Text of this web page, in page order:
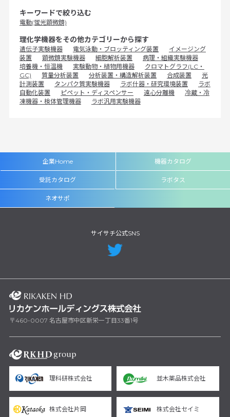
キーワードで絞り込む
電動(蛍光顕微鏡)
理化学機器をその他カテゴリーから探す
遺伝子実験機器 電気泳動・ブロッティング装置
イメージング
装置
顕微鏡実験機器 細胞解析装置
病理・組織実験機器
培養機・恒温機
実験動物・植物用機器
クロマトグラフ(LC・
GC)
質量分析装置 分析装置・構造解析装置 合成装置
光
計測装置
タンパク質実験機器 ラボ什器・研究環境装置
ラボ
自動化装置
ピペット・ディスペンサー 遠心分離機
冷蔵・冷
凍機器・検体管理機器
ラボ汎用実験機器
企業Home 機器カタログ
受託カタログ ラボタス
ネオサポ
サイサチ公式SNS
〒460-0007 名古屋市中区新栄一丁目33番1号
理科研株式会社 並木薬品株式会社
株式会社片岡 株式会社セイミ